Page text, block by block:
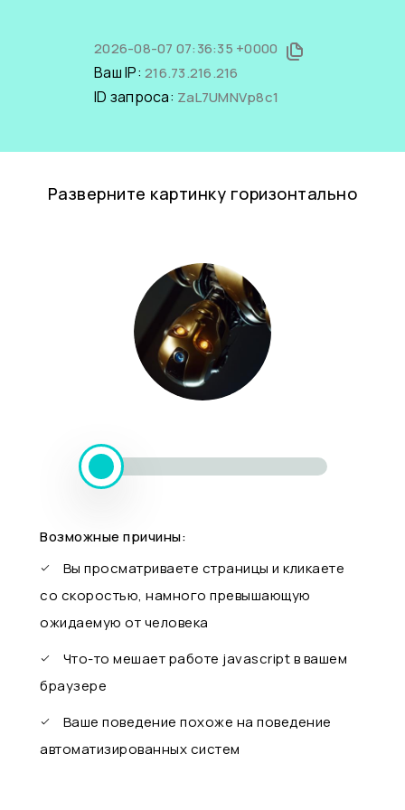
2026-08-07 07:36:35 +0000
Ваш IP: 216.73.216.216
ID запроса: ZaL7UMNVp8c1
Разверните картинку горизонтально
Возможные причины:
Вы просматриваете страницы и кликаете
со скоростью, намного превышающую
ожидаемую от человека
Что-то мешает работе javascript в вашем
браузере
Ваше поведение похоже на поведение
автоматизированных систем